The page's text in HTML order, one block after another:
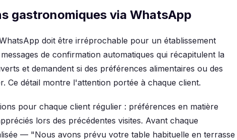
gastronomiques via WhatsApp
doit être irréprochable pour un établissement
de confirmation automatiques qui récapitulent la
et demandent si des préférences alimentaires ou des
Ce détail montre l'attention portée à chaque client.
pour chaque client régulier : préférences en matière
lors des précédentes visites. Avant chaque
— "Nous avons prévu votre table habituelle en terrasse